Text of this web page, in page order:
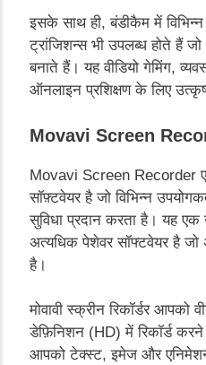
इसके साथ ही,बंडीकैम में विभिन्न
ट्रांजिशन्स भी उपलब्ध होते हैं जो
बनाते हैं। यह वीडियो गेमिंग,
ऑनलाइन प्रशिक्षण के लिए
Movavi Screen
Movavi Screen Recorder
सॉफ़्टवेयर है जो विभिन्न
सुविधा प्रदान करता है। यह एक
अत्यधिक पेशेवर सॉफ्टवेयर है जो
है।
मोवावी स्क्रीन रिकॉर्डर आपको
डेफ़िनिशन (HD)में रिकॉर्ड करने
आपको टेक्स्ट,इमेज और